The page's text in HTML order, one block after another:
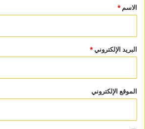
*
الاسم *
البريد الإلكتروني*
الموقع الإلكتروني